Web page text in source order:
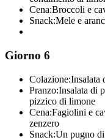
Cena:Broccoli e
Snack:Mele e
Giorno 6
Colazione:Insalata
Pranzo:Insalata di
pizzico di limone
Cena:Fagiolini e
zenzero
Snack:Un pugno